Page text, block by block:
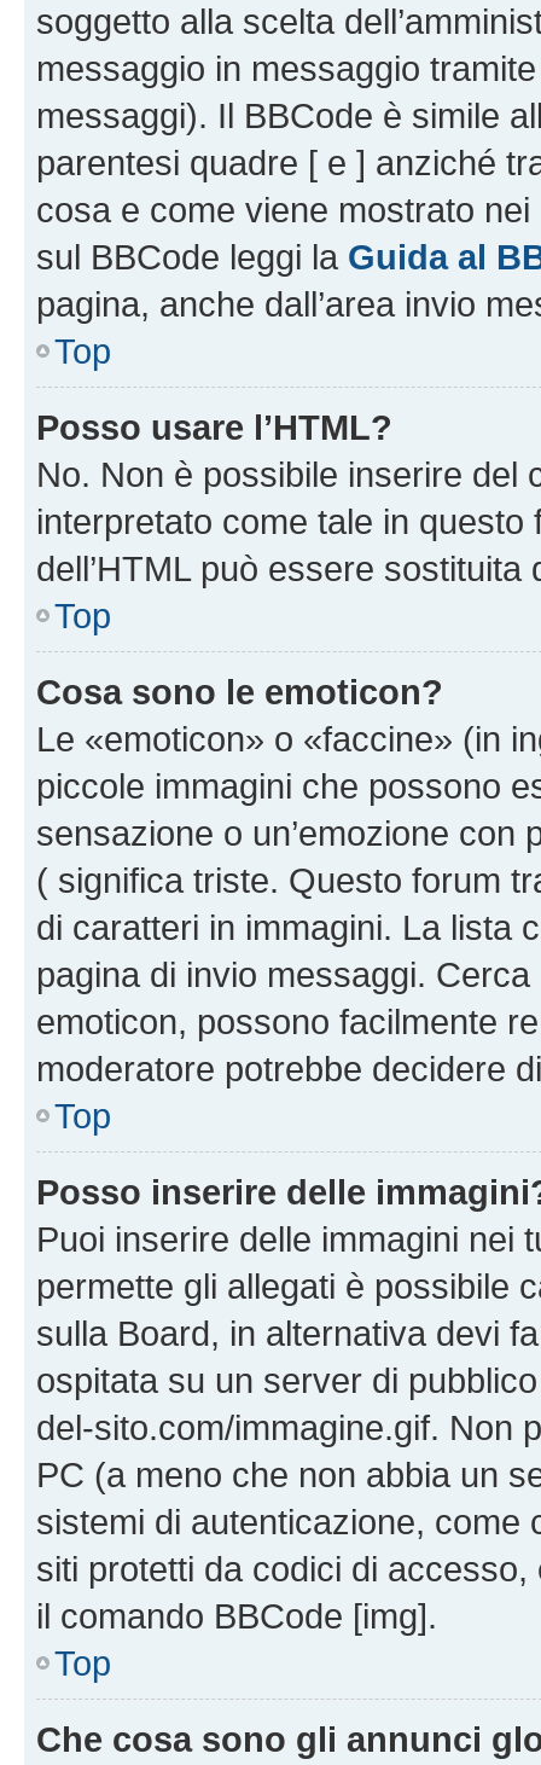
soggetto alla scelta
messaggio in messaggio
messaggi). Il BBCode è simile
parentesi quadre [ e ] anziché
cosa e come viene mostrato
sul BBCode leggi la Guida al
pagina, anche dall’area invio
Top
Posso usare l’HTML?
No. Non è possibile inserire del
interpretato come tale in
dell’HTML può essere sostituita
Top
Cosa sono le emoticon?
Le «emoticon» o «faccine» (in
piccole immagini che possono
sensazione o un’emozione
( significa triste. Questo forum
di caratteri in immagini. La lista
pagina di invio messaggi.
emoticon, possono facilmente
moderatore potrebbe decidere
Top
Posso inserire delle
Puoi inserire delle immagini nei
permette gli allegati è possibile
sulla Board, in alternativa devi
ospitata su un server di
del-sito.com/immagine.gif. Non
PC (a meno che non abbia un
sistemi di autenticazione, come
siti protetti da codici di
il comando BBCode [img].
Top
Che cosa sono gli annunci